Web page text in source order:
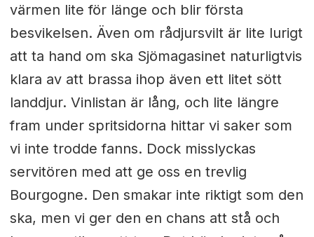
värmen lite för länge och blir första
besvikelsen. Även om rådjursvilt är lite lurigt
att ta hand om ska Sjömagasinet naturligtvis
klara av att brassa ihop även ett litet sött
landdjur. Vinlistan är lång, och lite längre
fram under spritsidorna hittar vi saker som
vi inte trodde fanns. Dock misslyckas
servitören med att ge oss en trevlig
Bourgogne. Den smakar inte riktigt som den
ska, men vi ger den en chans att stå och